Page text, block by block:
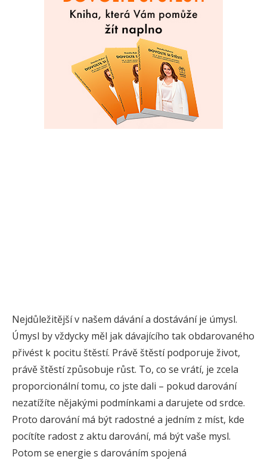
Nejdůležitější v našem dávání a dostávání je úmysl.
Úmysl by vždycky měl jak dávajícího tak obdarovaného
přivést k pocitu štěstí. Právě štěstí podporuje život,
právě štěstí způsobuje růst. To, co se vrátí, je zcela
proporcionální tomu, co jste dali – pokud darování
nezatížíte nějakými podmínkami a darujete od srdce.
Proto darování má být radostné a jedním z míst, kde
pocítíte radost z aktu darování, má být vaše mysl.
Potom se energie s darováním spojená